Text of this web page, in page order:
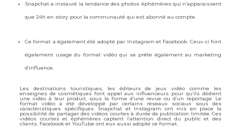
Snapchat a instauré la tendance des photos éphémères qui n’apparaissent
que 24h en story pour la communauté qui est abonné au compte.
Ce format a également été adopté par Instagram et Facebook. Ceux-ci font
également usage du format vidéo qui se prête également au marketing
d’influence.
Les destinations touristiques, les éditeurs de jeux vidéo comme les
enseignes de cosmétiques font appel aux influenceurs pour qu’ils dédient
une vidéo à leur produit, sous la forme d’une revue ou d’un reportage. Le
format vidéo a été développé par certains réseaux sociaux sous des
caractéristiques spécifiques. Snapchat et Instagram ont mis en place la
possibilité de partager des vidéos courtes à durée de publication limitée. Ces
vidéos courtes et éphémères captent l’attention direct du public et des
clients. Facebook et YouTube ont eux aussi adopté ce format.